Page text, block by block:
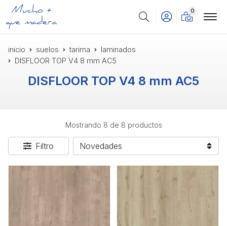
Buscar
0
inicio suelos tarima
laminados
DISFLOOR TOP V4 8 mm AC5
DISFLOOR TOP V4 8 mm AC5
Mostrando 8 de 8 productos
Filtro